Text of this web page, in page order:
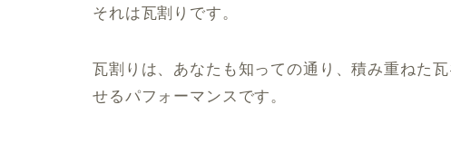
それは瓦割りです。
瓦割りは、あなたも知っての通り、積み重ねた
せるパフォーマンスです。